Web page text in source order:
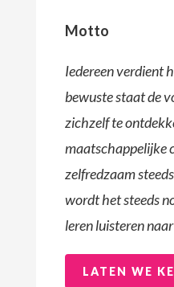
Motto
Iedereen verdient
bewuste staat de
zichzelf te
maatschappelijke
zelfredzaam
wordt het steeds
leren luisteren
LATEN WE